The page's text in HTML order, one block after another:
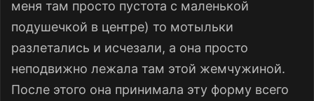
меня там просто пустота с маленькой
подушечкой в центре) то мотыльки
разлетались и исчезали, а она просто
неподвижно лежала там этой жемчужиной.
После этого она принимала эту форму всего